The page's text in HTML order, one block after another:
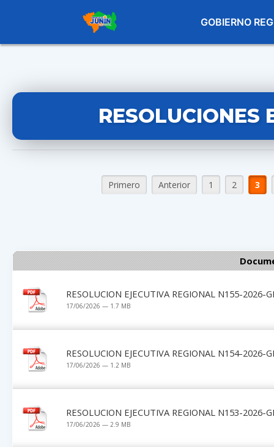
GOBIERNO
RESOLUCIONES
Primero Anterior 1 2 3
RESOLUCION EJECUTIVA REGIONAL N155-2026-
17/06/2026 — 1.7 MB
RESOLUCION EJECUTIVA REGIONAL N154-2026-
17/06/2026 — 1.2 MB
RESOLUCION EJECUTIVA REGIONAL N153-2026-
17/06/2026 — 2.9 MB